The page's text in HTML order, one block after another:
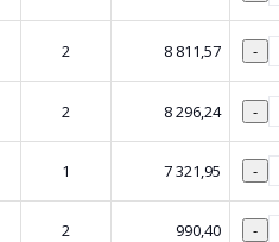
2 8 811,57 -
2 8 296,24 -
1 7 321,95 -
2 990,40 -